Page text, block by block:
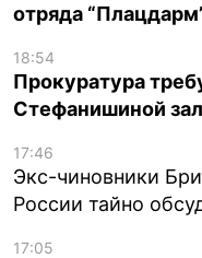
отряда
18:54
Прокуратура
Стефанишиной
17:46
Экс-чиновники
России тайно
17:05